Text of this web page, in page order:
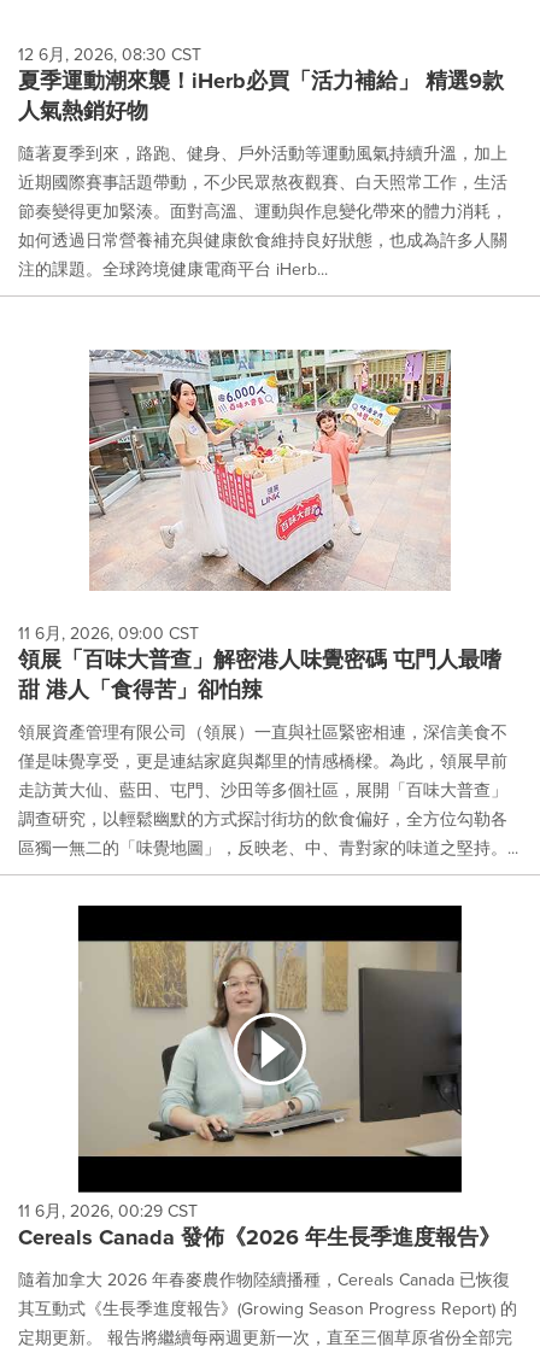
12 6月, 2026, 08:30 CST
夏季運動潮來襲！iHerb必買「活力補給」 精選9款
人氣熱銷好物
隨著夏季到來，路跑、健身、戶外活動等運動風氣持續升溫，加上
近期國際賽事話題帶動，不少民眾熬夜觀賽、白天照常工作，生活
節奏變得更加緊湊。面對高溫、運動與作息變化帶來的體力消耗，
如何透過日常營養補充與健康飲食維持良好狀態，也成為許多人關
注的課題。全球跨境健康電商平台 iHerb...
11 6月, 2026, 09:00 CST
領展「百味大普查」解密港人味覺密碼 屯門人最嗜
甜 港人「食得苦」卻怕辣
領展資產管理有限公司（領展）一直與社區緊密相連，深信美食不
僅是味覺享受，更是連結家庭與鄰里的情感橋樑。為此，領展早前
走訪黃大仙、藍田、屯門、沙田等多個社區，展開「百味大普查」
調查研究，以輕鬆幽默的方式探討街坊的飲食偏好，全方位勾勒各
區獨一無二的「味覺地圖」，反映老、中、青對家的味道之堅持。...
11 6月, 2026, 00:29 CST
Cereals Canada 發佈《2026 年生長季進度報告》
隨着加拿大 2026 年春麥農作物陸續播種，Cereals Canada 已恢復
其互動式《生長季進度報告》(Growing Season Progress Report) 的
定期更新。 報告將繼續每兩週更新一次，直至三個草原省份全部完